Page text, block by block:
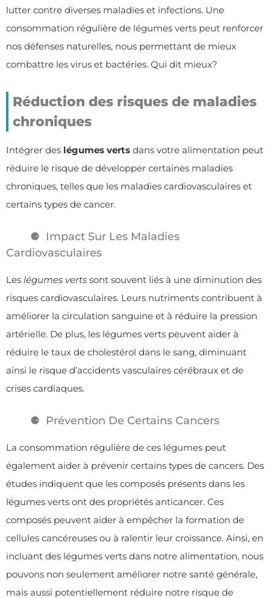
lutter contre diverses maladies et infections. Une
consommation régulière de légumes verts peut renforcer
nos défenses naturelles, nous permettant de mieux
combattre les virus et bactéries. Qui dit mieux?
Réduction des risques de maladies
chroniques
Intégrer des légumes verts dans votre alimentation peut
réduire le risque de développer certaines maladies
chroniques, telles que les maladies cardiovasculaires et
certains types de cancer.
Impact Sur Les Maladies
Cardiovasculaires
Les légumes verts sont souvent liés à une diminution des
risques cardiovasculaires. Leurs nutriments contribuent à
améliorer la circulation sanguine et à réduire la pression
artérielle. De plus, les légumes verts peuvent aider à
réduire le taux de cholestérol dans le sang, diminuant
ainsi le risque d’accidents vasculaires cérébraux et de
crises cardiaques.
Prévention De Certains Cancers
La consommation régulière de ces légumes peut
également aider à prévenir certains types de cancers. Des
études indiquent que les composés présents dans les
légumes verts ont des propriétés anticancer. Ces
composés peuvent aider à empêcher la formation de
cellules cancéreuses ou à ralentir leur croissance. Ainsi, en
incluant des légumes verts dans notre alimentation, nous
pouvons non seulement améliorer notre santé générale,
mais aussi potentiellement réduire notre risque de